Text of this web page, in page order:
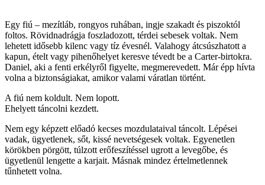
Egy fiú – mezítláb, rongyos ruhában, ingje szakadt és piszoktól
foltos. Rövidnadrágja foszladozott, térdei sebesek voltak. Nem
lehetett idősebb kilenc vagy tíz évesnél. Valahogy átcsúszhatott a
kapun, ételt vagy pihenőhelyet keresve tévedt be a Carter-birtokra.
Daniel, aki a fenti erkélyről figyelte, megmerevedett. Már épp hívta
volna a biztonságiakat, amikor valami váratlan történt.
A fiú nem koldult. Nem lopott.
Ehelyett táncolni kezdett.
Nem egy képzett előadó kecses mozdulataival táncolt. Lépései
vadak, ügyetlenek, sőt, kissé nevetségesek voltak. Egyenetlen
körökben pörgött, túlzott erőfeszítéssel ugrott a levegőbe, és
ügyetlenül lengette a karjait. Másnak mindez értelmetlennek
tűnhetett volna.